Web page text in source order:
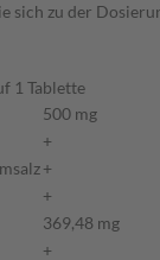
sich zu der
1 Tablette
500 mg
+
+
+
369,48 mg
+